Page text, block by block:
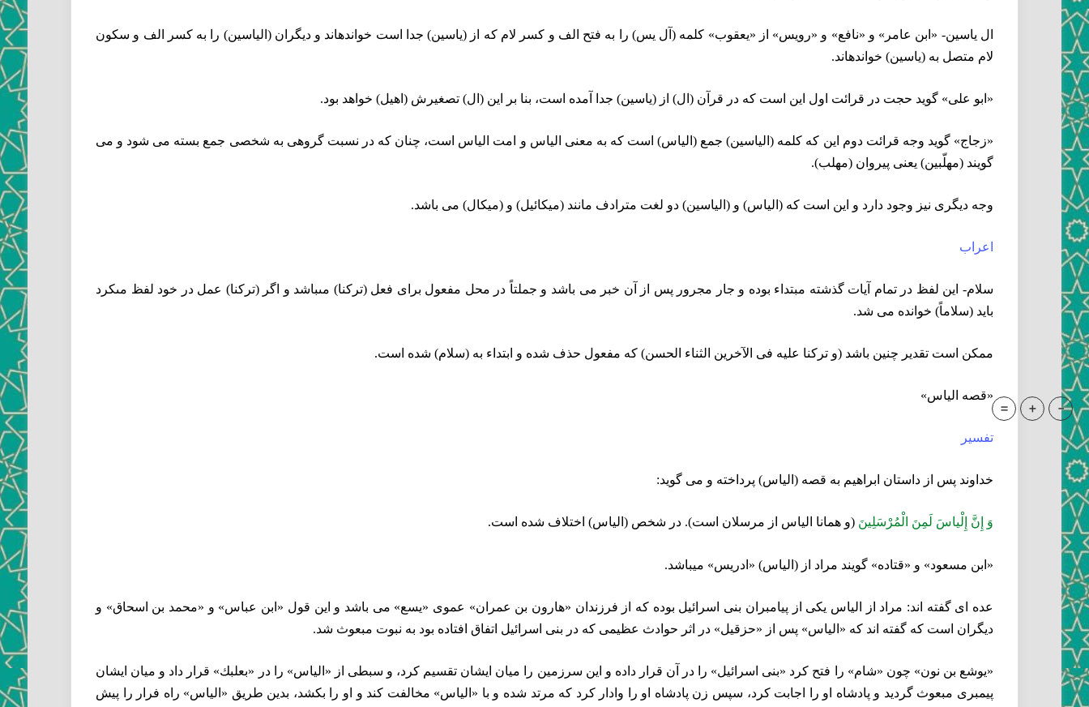
ال ياسين- «ابن عامر» و «نافع» و «رويس» از «يعقوب» كلمه (آل يس) را به فتح الف و كسر لام كه از (ياسين) جدا است خوانده‏اند و ديگران (الياسين) را به كسر الف و سكون
لام متصل به (ياسين) خوانده‏اند.
«ابو على» گويد حجت در قرائت اول اين است كه در قرآن (ال) از (ياسين) جدا آمده است، بنا بر اين (ال) تصغيرش (اهيل) خواهد بود.
«زجاج» گويد وجه قرائت دوم اين كه كلمه (الياسين) جمع (الياس) است كه به معنى الياس و امت الياس است، چنان كه در نسبت گروهى به شخصى جمع بسته مى ‏شود و مى
‏گويند (مهلّبين) يعنى پيروان (مهلب).
وجه ديگرى نيز وجود دارد و اين است كه (الياس) و (الياسين) دو لغت مترادف مانند (ميكائيل) و (ميكال) مى ‏باشد.
اعراب‏
سلام- اين لفظ در تمام آيات گذشته مبتداء بوده و جار مجرور پس از آن خبر مى ‏باشد و جملتاً در محل مفعول براى فعل (تركنا) مى‏باشد و اگر (تركنا) عمل در خود لفظ مى‏كرد
بايد (سلاماً) خوانده مى ‏شد.
ممكن است تقدير چنين باشد (و تركنا عليه فى الآخرين الثناء الحسن) كه مفعول حذف شده و ابتداء به (سلام) شده است.
«قصه الياس»
تفسير
خداوند پس از داستان ابراهيم به قصه (الياس) پرداخته و مى ‏گويد:
وَ إِنَّ إِلْياسَ لَمِنَ الْمُرْسَلِينَ‏ (و همانا الياس از مرسلان است). در شخص‏ (الياس) اختلاف شده است.
«ابن مسعود» و «قتاده» گويند مراد از (الياس) «ادريس» ميباشد.
عده‏ اى گفته ‏اند: مراد از الياس يكى از پيامبران بنى اسرائيل بوده كه از فرزندان «هارون بن عمران» عموى «يسع» مى ‏باشد و اين قول «ابن عباس» و «محمد بن اسحاق» و
ديگران است كه گفته‏ اند كه «الياس» پس از «حزقيل» در اثر حوادث عظيمى كه در بنى اسرائيل اتفاق افتاده بود به نبوت مبعوث شد.
«يوشع بن نون» چون «شام» را فتح كرد «بنى اسرائيل» را در آن قرار داده و اين سرزمين را ميان ايشان تقسيم كرد، و سبطى از «الياس» را در «بعلبك» قرار داد و ميان ايشان
پيمبرى مبعوث گرديد و پادشاه او را اجابت كرد، سپس زن پادشاه او را وادار كرد كه مرتد شده و با «الياس» مخالفت كند و او را بكشد، بدين طريق «الياس» راه فرار را پيش
-
+
=